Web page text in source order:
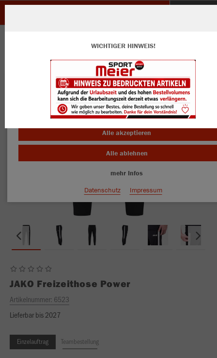
JAKO Freizeithose Power
Artikelnummer: 6523
Lieferbar bis 2027
Einzelauftrag Teambestellung
WICHTIGER HINWEIS!
Wir verwenden Cookies
Durch die Analyse der Besucherdaten können wir dir personalisierte
Inhalte anzeigen und unsere Website verbessern. Weitere
zu den Cookies findest Du in den Einstellungen.
Alle akzeptieren
Alle ablehnen
mehr Infos
Datenschutz
Impressum